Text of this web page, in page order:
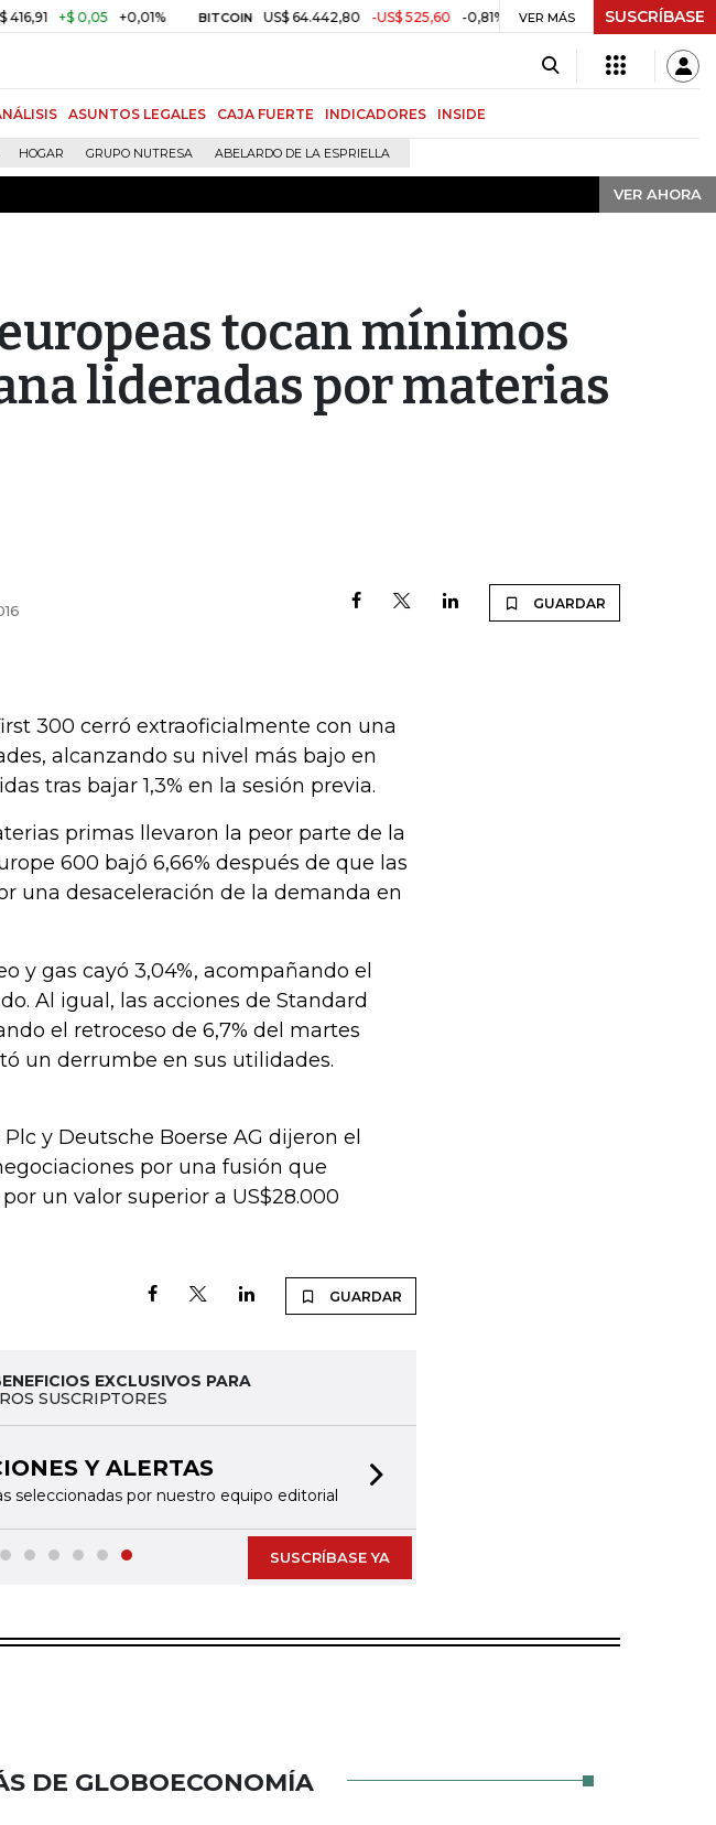
+$ 0,05 +0,01% BITCOIN US$ 64.442,80 -US$ 525,60 -0,81% TRM $ 3.157,43 -$ 21,97 -0,69%
VER MÁS SUSCRÍBASE
ASUNTOS LEGALES CAJA FUERTE INDICADORES INSIDE
HOGAR GRUPO NUTRESA ABELARDO DE LA ESPRIELLA
VER AHORA
VER AHORA
tocan mínimos
lideradas por materias
GUARDAR
300 cerró extraoficialmente con una
alcanzando su nivel más bajo en
tras bajar 1,3% en la sesión previa.
primas llevaron la peor parte de la
600 bajó 6,66% después de que las
una desaceleración de la demanda en
y gas cayó 3,04%, acompañando el
Al igual, las acciones de Standard
el retroceso de 6,7% del martes
un derrumbe en sus utilidades.
y Deutsche Boerse AG dijeron el
por una fusión que
un valor superior a US$28.000
GUARDAR
EXCLUSIVOS PARA
SUSCRIPTORES
Y ALERTAS
seleccionadas por nuestro equipo editorial
SUSCRÍBASE YA
DE GLOBOECONOMÍA